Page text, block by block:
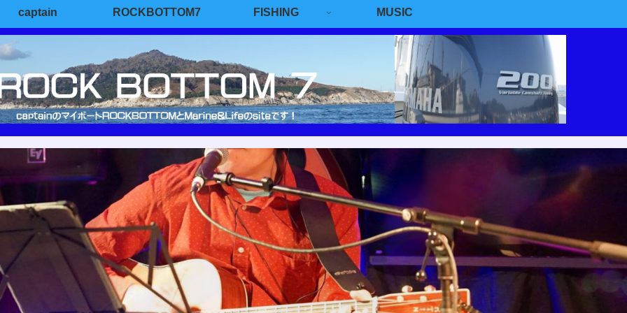
captain ROCKBOTTOM7 FISHING MUSIC